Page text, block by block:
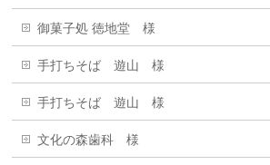
御菓子処 徳地堂 様
手打ちそば 遊山 様
手打ちそば 遊山 様
文化の森歯科 様